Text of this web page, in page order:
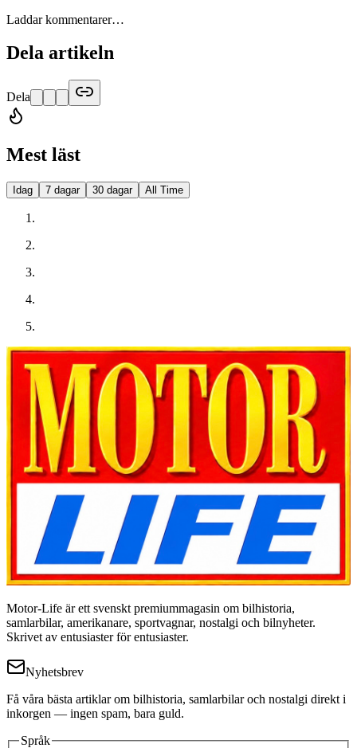
Laddar kommentarer…
Dela artikeln
Dela
Mest läst
Idag 7 dagar 30 dagar All Time
Motor-Life är ett svenskt premiummagasin om bilhistoria,
samlarbilar, amerikanare, sportvagnar, nostalgi och bilnyheter.
Skrivet av entusiaster för entusiaster.
Nyhetsbrev
Få våra bästa artiklar om bilhistoria, samlarbilar och nostalgi direkt i
inkorgen — ingen spam, bara guld.
Språk